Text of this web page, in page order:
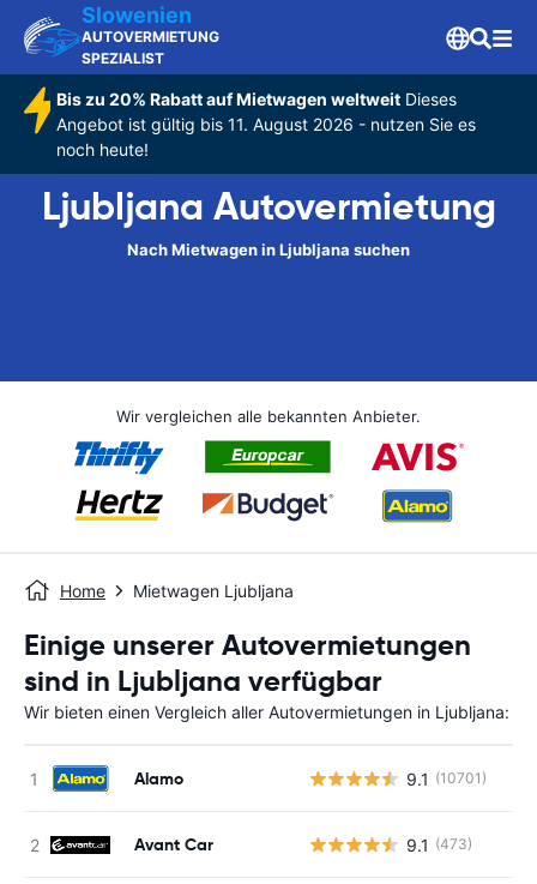
Slowenien
AUTOVERMIETUNG
SPEZIALIST
Bis zu 20% Rabatt auf Mietwagen weltweitDieses
Angebot ist gültig bis 11. August 2026 - nutzen Sie es
noch heute!
Ljubljana Autovermietung
Nach Mietwagen in Ljubljana suchen
Wir vergleichen alle bekannten Anbieter.
Home Mietwagen Ljubljana
Einige unserer Autovermietungen
sind in Ljubljana verfügbar
Wir bieten einen Vergleich aller Autovermietungen in Ljubljana:
Alamo 9.1 (10701)
Avant Car 9.1 (473)